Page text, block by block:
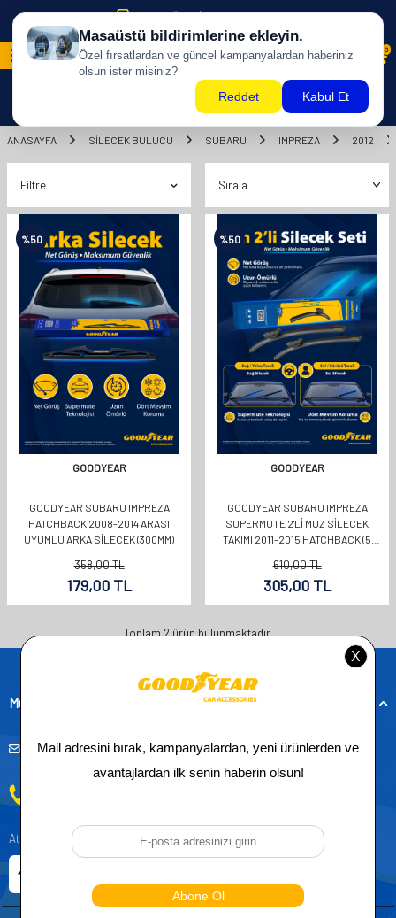
500 TL ÜZERİ KARGO BİZDEN !
0
ANASAYFA SILECEK BULUCU SUBARU IMPREZA 2012
Filtre
%50
GOODYEAR
GOODYEAR SUBARU IMPREZA
HATCHBACK 2008-2014 ARASI
UYUMLU ARKA SILECEK (300MM)
358,00TL
179,00 TL
%50
GOODYEAR
GOODYEAR SUBARU IMPREZA
SUPERMUTE 2'LI MUZ SILECEK
TAKIMI 2011-2015 HATCHBACK (5
610,00TL
305,00TL
Toplam2ürün bulunmaktadır.
Müşteri Hizmetleri
musteridestek@goodyearotoaksesuar.com.tr
Atatürk, Kıraç Mevkii, Orhan Veli Cd. D:No:19, 34522 Esenyurt/İstanbul